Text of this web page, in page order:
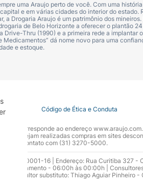
para uso por lactantes.
ser utilizado por mulheres
hepática;• Se você tem uma
juntamente com um
de um diurético;• Se você está
o seu tratamento. Seu
na garganta quando tomou
seu médico. Você não deve
a você, informe ao seu
uma Araujo perto de você. Com uma
e em várias cidades do interior do
a Drogaria Araujo é um patrimônio dos
de Belo Horizonte a oferecer o plantão
Drive-Thru (1990) e a primeira rede a
Medicamentos” dá nome novo para uma
e estoque.
Covid-19 Código de Ética e Conduta
oficial corresponde ao endereço
não sejam realizadas compras em sites
em contato com (31) 3270-5000.
16 | Endereço: Rua Curitiba 327
- 06:00h às 00:00h |
- Consultor substituto: Thiago Aguiar